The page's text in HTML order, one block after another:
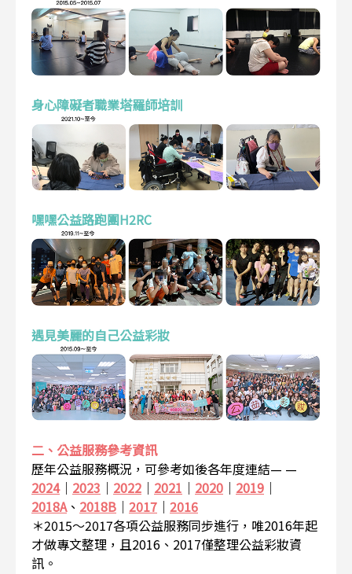
身心障礙者職業塔羅師培訓
嘿嘿公益路跑團H2RC
遇見美麗的自己公益彩妝
二、公益服務參考資訊
歷年公益服務概況，可參考如後各年度連結— —
2024｜ 2023 ｜ 2022 ｜ 2021 ｜ 2020 ｜ 2019 ｜
2018A、 2018B ｜ 2017 ｜ 2016
＊2015～2017各項公益服務同步進行，唯2016年起
才做專文整理，且2016、2017僅整理公益彩妝資
訊。